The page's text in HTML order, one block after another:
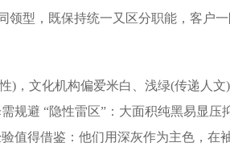
领型，既保持统一又区分职能，客户一
)，文化机构偏爱米白、浅绿(传递人文)
规避 “隐性雷区”：大面积纯黑易显压
值得借鉴：他们用深灰作为主色，在